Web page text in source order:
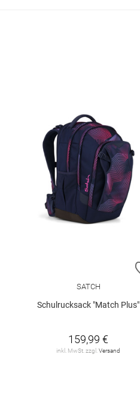
WUNSCHLISTE HINZUFÜGEN
SATCH
Schulrucksack "Match Plus"
159,99 €
inkl. MwSt. zzgl.Versand